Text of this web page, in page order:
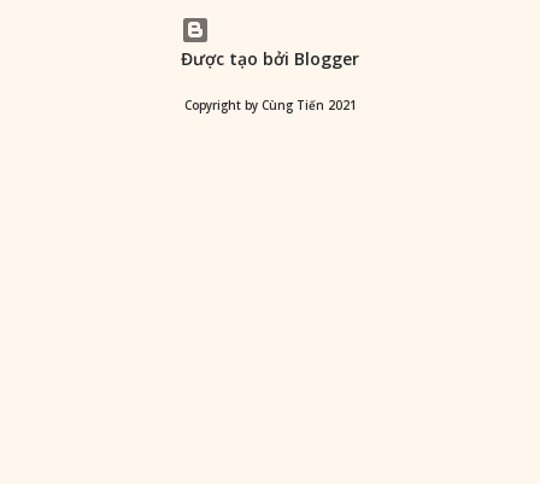
Được tạo bởi Blogger
Copyright by Cùng Tiến 2021